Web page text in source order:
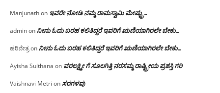
Manjunathon ಇವರೇ‌ ನೋಡಿ‌ ನಮ್ಮ‌ ರಾಮಸ್ವಾಮಿ ಮೇಷ್ಟ್ರು…
adminon ನೀನು ಓದು ಬರಹ ಕಲಿತಿದ್ದರೆ ಇವರಿಗೆ ಋಣಿಯಾಗಿರಲೇ ಬೇಕು…
ಹರಿನೇತ್ರon ನೀನು ಓದು ಬರಹ ಕಲಿತಿದ್ದರೆ ಇವರಿಗೆ ಋಣಿಯಾಗಿರಲೇ ಬೇಕು…
Ayisha Sulthana on ವರಲಕ್ಷ್ಮೀ ಗೆ ಸೂಲಗಿತ್ತಿ ನರಸಮ್ಮ‌ ರಾಷ್ಟ್ರೀಯ ಪ್ರಶಸ್ತಿ ಗರಿ
Vaishnavi Metri onಸರಗಳವು